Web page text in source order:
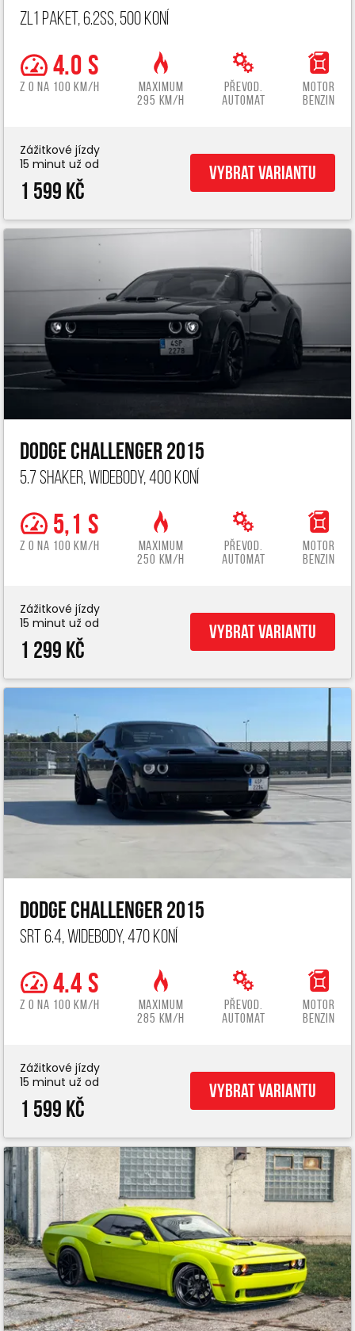
ZL1 paket, 6.2ss, 500 koní
4.0 s
z 0 na 100 km/h
Maximum
295 km/h
Převod.
automat
Motor
benzin
Zážitkové jízdy
15 minut už od
1 599 Kč
Vybrat variantu
Dodge Challenger 2015
5.7 Shaker, widebody, 400 koní
5,1 s
z 0 na 100 km/h
Maximum
250 km/h
Převod.
automat
Motor
benzin
Zážitkové jízdy
15 minut už od
1 299 Kč
Vybrat variantu
Dodge Challenger 2015
SRT 6.4, widebody, 470 koní
4.4 s
z 0 na 100 km/h
Maximum
285 km/h
Převod.
automat
Motor
benzin
Zážitkové jízdy
15 minut už od
1 599 Kč
Vybrat variantu